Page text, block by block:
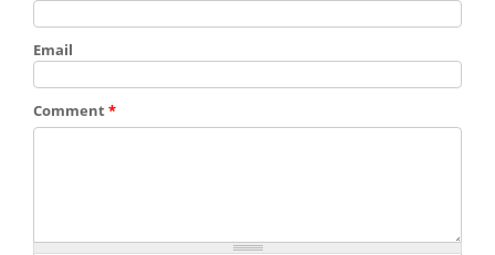
Email
Comment*